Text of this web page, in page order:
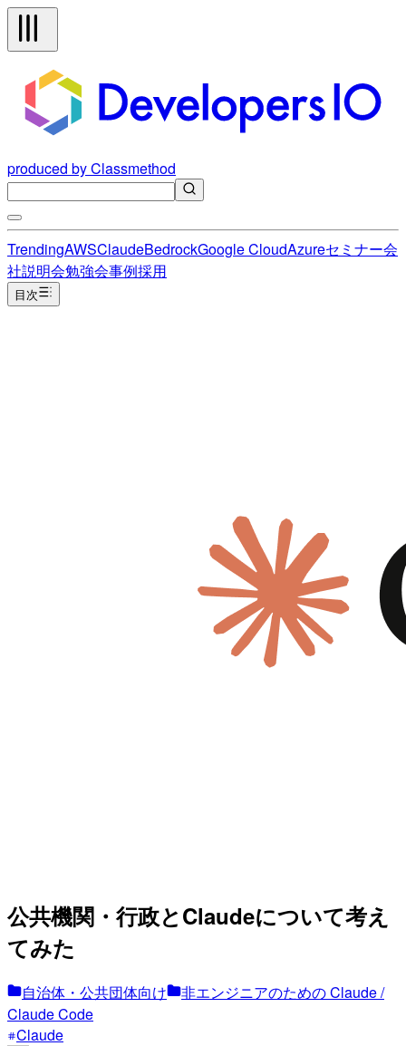
produced by Classmethod
TrendingAWSClaudeBedrockGoogle CloudAzureセミナー会
社説明会勉強会事例採用
目次
公共機関・行政とClaudeについて考え
てみた
自治体・公共団体向け
非エンジニアのための Claude /
Claude Code
Claude